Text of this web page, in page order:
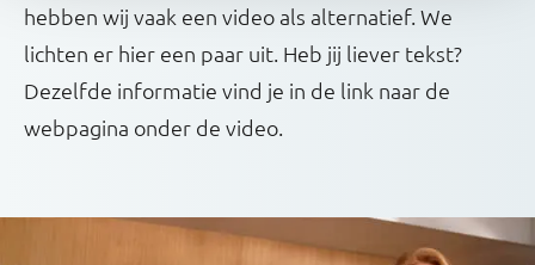
hebben wij vaak een video als alternatief. We
lichten er hier een paar uit. Heb jij liever tekst?
Dezelfde informatie vind je in de link naar de
webpagina onder de video.